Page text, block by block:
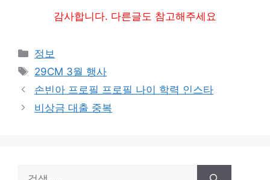
감사합니다. 다른글도 참고해주세요
카
테
리
정보
태
그
29CM 3월 행사
손빈아 프로필 프로필 나이 학력 인스타
비상금 대출 중복